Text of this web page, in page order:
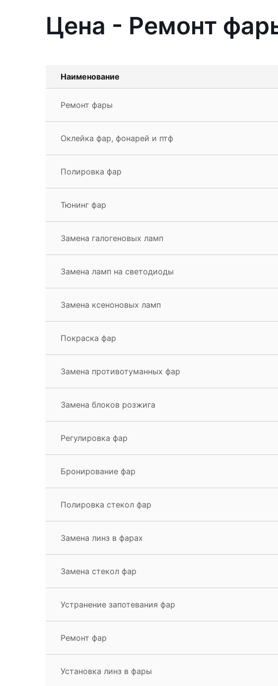
Цена - Ремонт
Наименование
Ремонт фары
Оклейка фар, фонарей и птф
Полировка фар
Тюнинг фар
Замена галогеновых ламп
Замена ламп на светодиоды
Замена ксеноновых ламп
Покраска фар
Замена противотуманных фар
Замена блоков розжига
Регулировка фар
Бронирование фар
Полировка стекол фар
Замена линз в фарах
Замена стекол фар
Устранение запотевания фар
Ремонт фар
Установка линз в фары